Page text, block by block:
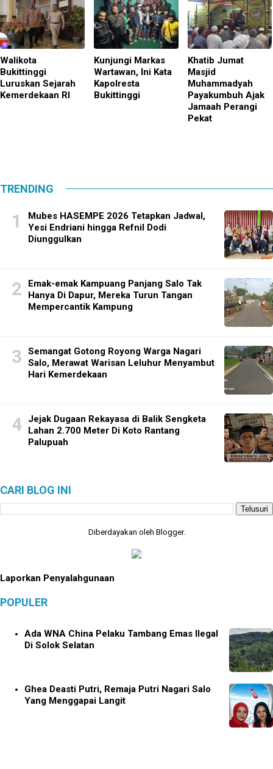
Walikota
Bukittinggi
Luruskan Sejarah
Kemerdekaan RI
Kunjungi Markas
Wartawan, Ini Kata
Kapolresta
Bukittinggi
Khatib Jumat
Masjid
Muhammadyah
Payakumbuh Ajak
Jamaah Perangi
Pekat
TRENDING
Mubes HASEMPE 2026 Tetapkan Jadwal,
Yesi Endriani hingga Refnil Dodi
Diunggulkan
Emak-emak Kampuang Panjang Salo Tak
Hanya Di Dapur, Mereka Turun Tangan
Mempercantik Kampung
Semangat Gotong Royong Warga Nagari
Salo, Merawat Warisan Leluhur Menyambut
Hari Kemerdekaan
Jejak Dugaan Rekayasa di Balik Sengketa
Lahan 2.700 Meter Di Koto Rantang
Palupuah
CARI BLOG INI
Diberdayakan oleh Blogger.
Laporkan Penyalahgunaan
POPULER
Ada WNA China Pelaku Tambang Emas Ilegal
Di Solok Selatan
Ghea Deasti Putri, Remaja Putri Nagari Salo
Yang Menggapai Langit